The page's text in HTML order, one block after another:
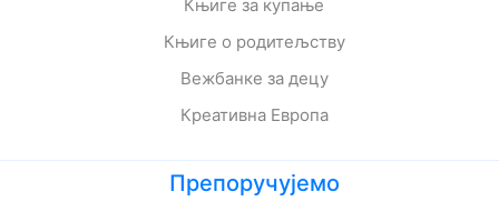
Књиге за купање
Књиге о родитељству
Вежбанке за децу
Креативна Европа
Препоручујемо